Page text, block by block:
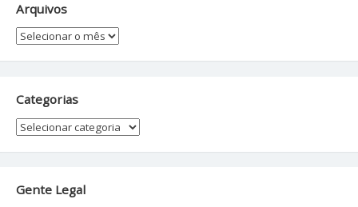
Arquivos
Arquivos
Categorias
Categorias
Gente Legal